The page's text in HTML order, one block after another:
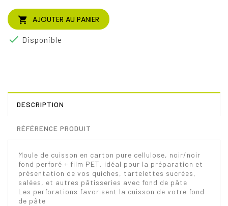
 AJOUTER AU PANIER
 Disponible
DESCRIPTION
RÉFÉRENCE PRODUIT
Moule de cuisson en carton pure cellulose, noir/noir
fond perforé + film PET, idéal pour la préparation et
présentation de vos quiches, tartelettes sucrées,
salées, et autres pâtisseries avec fond de pâte
Les perforations favorisent la cuisson de votre fond
de pâte